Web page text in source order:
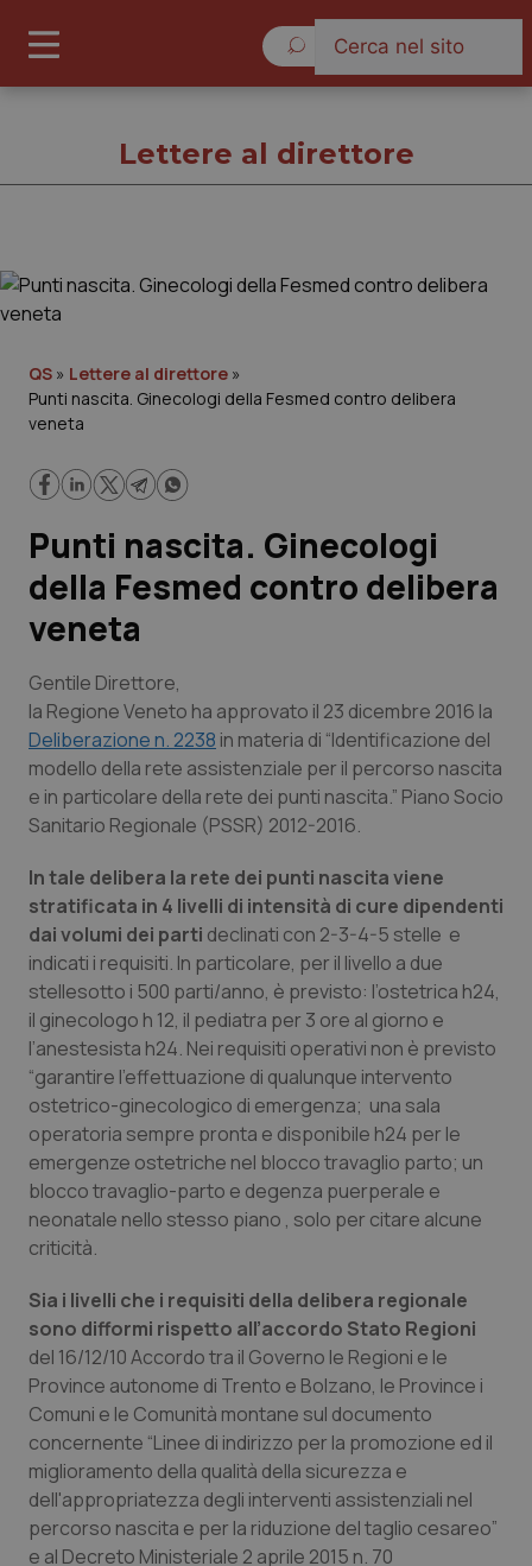
Governo e Parlamento
Regioni e Asl
Lavoro e Professioni
Scienza e Farmaci
Studi e Analisi
Lettere al direttore
Edizioni Regionali
QS Pro
Professionisti Sanitari.AI
Abruzzo
Basilicata
Calabria
Campania
Emilia-Romagna
Lazio
Liguria
Lombardia
Marche
QS Pro Gold
Artrite & artrosi
Asma & BPCO
Car-T
Colesterolo & coronaropatie
Diabete & glucometri
Disturbi dell’umore
Dolore
Donna & Salute
QS Club Newsletter
Lettere al direttore
QS » Lettere al direttore »
Punti nascita. Ginecologi della Fesmed contro delibera
veneta
Punti nascita. Ginecologi
della Fesmed contro delibera
veneta
Gentile Direttore,
la Regione Veneto ha approvato il 23 dicembre 2016 la
Deliberazione n. 2238 in materia di “Identificazione del
modello della rete assistenziale per il percorso nascita
e in particolare della rete dei punti nascita.” Piano Socio
Sanitario Regionale (PSSR) 2012-2016.
In tale delibera la rete dei punti nascita viene
stratificata in 4 livelli di intensità di cure dipendenti
dai volumi dei parti declinati con 2-3-4-5 stelle e
indicati i requisiti. In particolare, per il livello a due
stellesotto i 500 parti/anno, è previsto: l’ostetrica h24,
il ginecologo h 12, il pediatra per 3 ore al giorno e
l’anestesista h24. Nei requisiti operativi non è previsto
“garantire l'effettuazione di qualunque intervento
ostetrico-ginecologico di emergenza; una sala
operatoria sempre pronta e disponibile h24 per le
emergenze ostetriche nel blocco travaglio parto; un
blocco travaglio-parto e degenza puerperale e
neonatale nello stesso piano , solo per citare alcune
criticità.
Sia i livelli che i requisiti della delibera regionale
sono difformi rispetto all’accordo Stato Regioni
del 16/12/10 Accordo tra il Governo le Regioni e le
Province autonome di Trento e Bolzano, le Province i
Comuni e le Comunità montane sul documento
concernente “Linee di indirizzo per la promozione ed il
miglioramento della qualità della sicurezza e
dell'appropriatezza degli interventi assistenziali nel
percorso nascita e per la riduzione del taglio cesareo”
e al Decreto Ministeriale 2 aprile 2015 n. 70